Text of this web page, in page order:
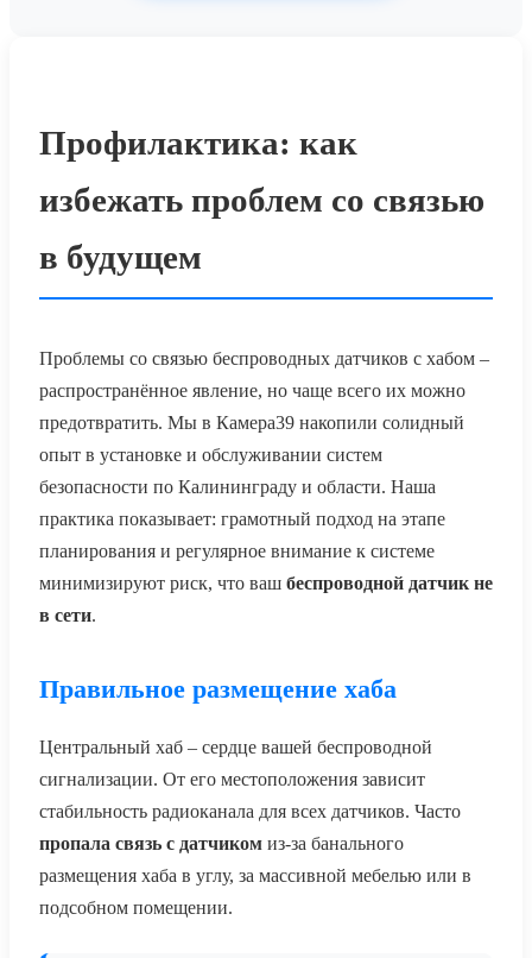
Профилактика: как
избежать проблем со связью
в будущем
Проблемы со связью беспроводных датчиков с хабом –
распространённое явление, но чаще всего их можно
предотвратить. Мы в Камера39 накопили солидный
опыт в установке и обслуживании систем
безопасности по Калининграду и области. Наша
практика показывает: грамотный подход на этапе
планирования и регулярное внимание к системе
минимизируют риск, что ваш беспроводной датчик не
в сети.
Правильное размещение хаба
Центральный хаб – сердце вашей беспроводной
сигнализации. От его местоположения зависит
стабильность радиоканала для всех датчиков. Часто
пропала связь с датчиком из-за банального
размещения хаба в углу, за массивной мебелью или в
подсобном помещении.